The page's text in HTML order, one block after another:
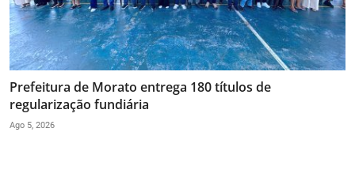
Prefeitura de Morato entrega 180 títulos de
regularização fundiária
Ago 5, 2026